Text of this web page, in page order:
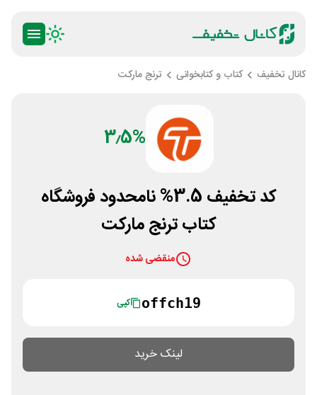
کانال تخفیف کتاب و کتابخوانی ترنج مارکت
3٫5%
کد تخفیف 3.5% نامحدود فروشگاه
کتاب ترنج مارکت
منقضی شده
offch19 کپی
لینک خرید